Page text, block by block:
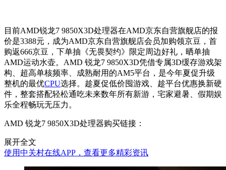
目前AMD锐龙7 9850X3D处理器在AMD京东自营旗舰店的报
价是3388元， 成为AMD京东自营旗舰店会员加购领京豆，首
购返666京豆，下单抽《无畏契约》限定周边好礼，晒单抽
AMD运动水壶。 AMD 锐龙7 9850X3D凭借专属3D缓存游戏架
构、超高单核频率、成熟耐用的AM5平台，是今年夏促升级
整机的最优CPU选择。趁夏促低价囤游戏、趁平台优惠换新硬
件，整套搭配轻松通吃未来数年所有新游，宅家避暑、假期娱
乐全程畅玩无压力。
AMD 锐龙7 9850X3D处理器购买链接：
展开全文
使用中关村在线APP，查看更多精彩资讯